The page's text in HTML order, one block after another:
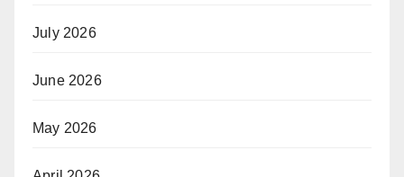
July 2026
June 2026
May 2026